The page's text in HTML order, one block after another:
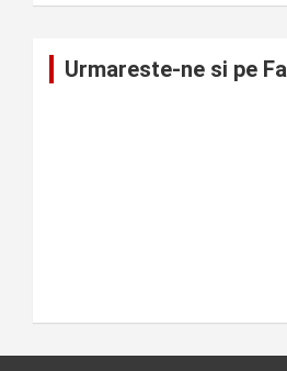
Urmareste-ne si pe